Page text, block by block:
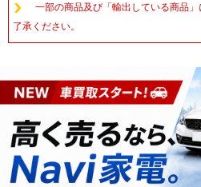
一部の商品及び「輸出している商品
了承ください。